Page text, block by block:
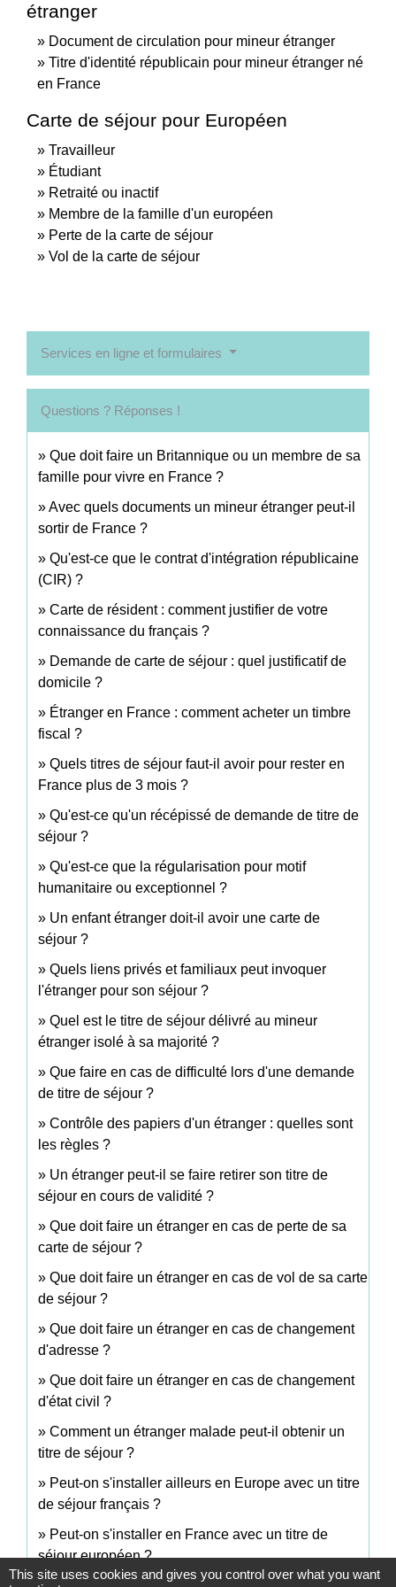
étranger
Document de circulation pour mineur étranger
Titre d'identité républicain pour mineur étranger né
en France
Carte de séjour pour Européen
Travailleur
Étudiant
Retraité ou inactif
Membre de la famille d'un européen
Perte de la carte de séjour
Vol de la carte de séjour
Services en ligne et formulaires
Questions ? Réponses !
Que doit faire un Britannique ou un membre de sa
famille pour vivre en France ?
Avec quels documents un mineur étranger peut-il
sortir de France ?
Qu'est-ce que le contrat d'intégration républicaine
(CIR) ?
Carte de résident : comment justifier de votre
connaissance du français ?
Demande de carte de séjour : quel justificatif de
domicile ?
Étranger en France : comment acheter un timbre
fiscal ?
Quels titres de séjour faut-il avoir pour rester en
France plus de 3 mois ?
Qu'est-ce qu'un récépissé de demande de titre de
séjour ?
Qu'est-ce que la régularisation pour motif
humanitaire ou exceptionnel ?
Un enfant étranger doit-il avoir une carte de
séjour ?
Quels liens privés et familiaux peut invoquer
l'étranger pour son séjour ?
Quel est le titre de séjour délivré au mineur
étranger isolé à sa majorité ?
Que faire en cas de difficulté lors d'une demande
de titre de séjour ?
Contrôle des papiers d'un étranger : quelles sont
les règles ?
Un étranger peut-il se faire retirer son titre de
séjour en cours de validité ?
Que doit faire un étranger en cas de perte de sa
carte de séjour ?
Que doit faire un étranger en cas de vol de sa carte
de séjour ?
Que doit faire un étranger en cas de changement
d'adresse ?
Que doit faire un étranger en cas de changement
d'état civil ?
Comment un étranger malade peut-il obtenir un
titre de séjour ?
Peut-on s'installer ailleurs en Europe avec un titre
de séjour français ?
Peut-on s'installer en France avec un titre de
séjour européen ?
This site uses cookies and gives you control over what you want